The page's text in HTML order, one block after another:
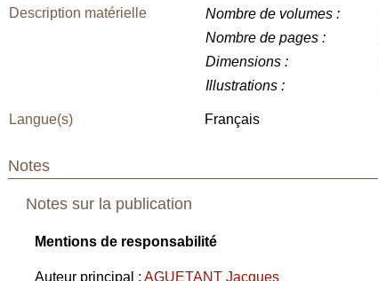
Description matérielle Nombre de volumes :
Nombre de pages :
Dimensions :
Illustrations :
Langue(s) Français
Notes
Notes sur la publication
Mentions de responsabilité
Auteur principal :AGUETANT Jacques